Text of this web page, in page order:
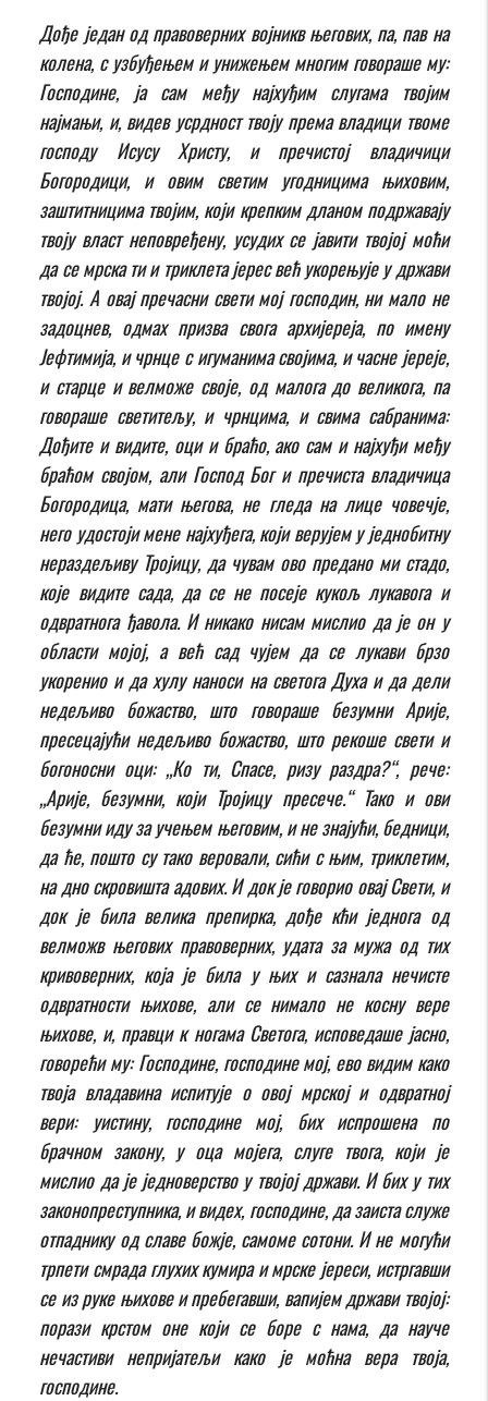
Дође један од правоверних војникв његових, па, пав на
колена, с узбуђењем и унижењем многим говораше му:
Господине, ја сам међу најхуђим слугама твојим
најмањи, и, видев усрдност твоју према владици твоме
господу Исусу Христу, и пречистој владичици
Богородици, и овим светим угодницима њиховим,
заштитницима твојим, који крепким дланом подржавају
твоју власт неповређену, усудих се јавити твојој моћи
да се мрска ти и триклета јерес већ укорењује у држави
твојој. А овај пречасни свети мој господин, ни мало не
задоцнев, одмах призва свога архијереја, по имену
Јефтимија, и чрнце с игуманима својима, и часне јереје,
и старце и велможе своје, од малога до великога, па
говораше светитељу, и чрнцима, и свима сабранима:
Дођите и видите, оци и браћо, aко сам и најхуђи међу
браћом својом, али Господ Бог и пречиста владичица
Богородица, мати његова, не гледа на лице човечје,
него удостоји мене најхуђега, који верујем у једнобитну
нераздељиву Тројицу, да чувам ово предано ми стадо,
које видите сада, да се не посеје кукољ лукавога и
одвратнога ђавола. И никако нисам мислио да је он у
области мојој, а већ сад чујем да се лукави брзо
укоренио и да хулу наноси на светога Духа и да дели
недељиво божаство, што говораше безумни Арије,
пресецајући недељиво божаство, што рекоше свети и
богоносни оци: „Ко ти, Спасе, ризу раздра?“, рече:
„Арије, безумни, који Тројицу пресече.“ Тако и ови
безумни иду за учењем његовим, и не знајући, бедници,
да ће, пошто су тако веровали, сићи с њим, триклетим,
на дно скровишта адових. И док је говорио овај Свети, и
док је била велика препирка, дође кћи једнога од
велможв његових правоверних, удата за мужа од тих
кривоверних, која је била у њих и сазнала нечисте
одвратности њихове, али се нимало не косну вере
њихове, и, правци к ногама Светога, исповедаше јасно,
говорећи му: Господине, господине мој, ево видим како
твоја владавина испитује о овој мрској и одвратној
вери: уистину, господине мој, бих испрошена по
брачном закону, у оца мојега, слуге твога, који је
мислио да је једноверство у твојој држави. И бих у тих
законопреступника, и видех, господине, да заиста служе
отпаднику од славе божје, самоме сотони. И не могући
трпети смрада глухих кумира и мрске јереси, истргавши
се из руке њихове и пребегавши, вапијем држави твојој:
порази крстом оне који се боре с нама, да науче
нечастиви непријатељи како је моћна вера твоја,
господине.